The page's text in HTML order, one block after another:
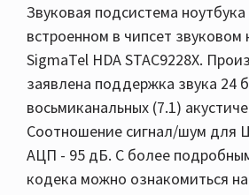
Звуковая подсистема
встроенном в чипсет звуковом
SigmaTel HDA STAC9228X.
заявлена поддержка звука 24
восьмиканальных (7.1)
Соотношение сигнал/шум для
АЦП - 95 дБ. С более
кодека можно ознакомиться